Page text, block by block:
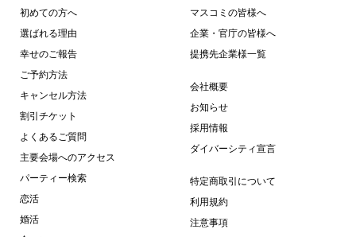
初めての方へ
選ばれる理由
幸せのご報告
ご予約方法
キャンセル方法
割引チケット
よくあるご質問
主要会場へのアクセス
パーティー検索
恋活
婚活
マスコミの皆様へ
企業・官庁の皆様へ
提携先企業様一覧
会社概要
お知らせ
採用情報
ダイバーシティ宣言
特定商取引について
利用規約
注意事項